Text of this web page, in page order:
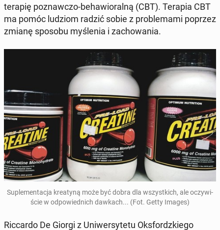
terapię po­znaw­czo-be­ha­wio­ral­ną (CBT). Terapia CBT
ma pomóc ludziom radzić sobie z pro­ble­ma­mi poprzez
zmianę sposobu my­śle­nia i za­cho­wa­nia.
Su­ple­men­ta­cja kre­aty­ną może być dobra dla wszyst­kich, ale oczy­wi­
ście w od­po­wied­nich dawkach... (Fot. Getty Images)
Ric­car­do De Giorgi z Uni­wer­sy­te­tu Oks­fordz­kie­go